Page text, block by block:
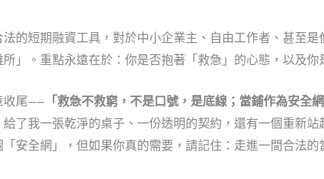
法的短期融資工具，對於中小企業主、自由工作者、甚至
」。重點永遠在於：你是否抱著「救急」的心態，以及你
收尾—— 「救急不救窮，不是口號，是底線；當鋪作為安全
了我一張乾淨的桌子、一份透明的契約，還有一個重新
安全網」，但如果你真的需要，請記住：走進一間合法